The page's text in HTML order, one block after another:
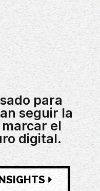
para
seguir la
el
digital.